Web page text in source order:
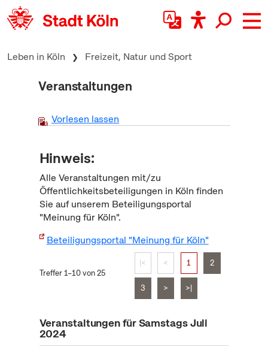
zum Inhalt springen
Leben in Köln Freizeit, Natur und Sport
Veranstaltungen
Vorlesen lassen
Hinweis:
Alle Veranstaltungen mit/zu
Öffentlichkeitsbeteiligungen in Köln finden
Sie auf unserem Beteiligungsportal
"Meinung für Köln".
Beteiligungsportal "Meinung für Köln"
Treffer 1–10 von 25
|< < 1 2
3 > >|
Veranstaltungen für Samstags Juli
2024